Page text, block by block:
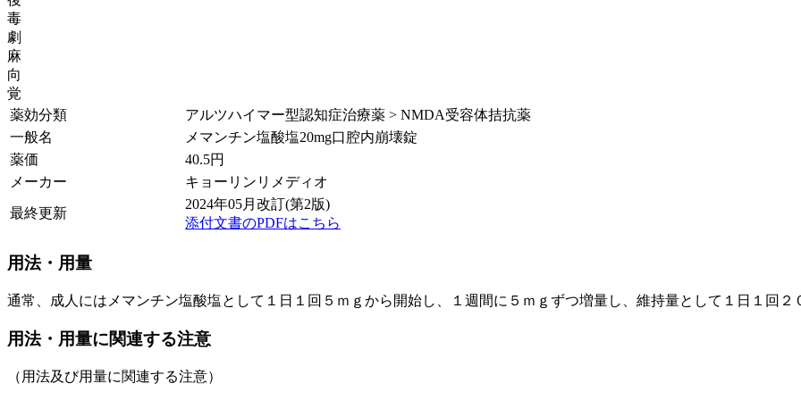
毒
劇
麻
向
覚
薬効分類
アルツハイマー型認知症治療薬 > NMDA受容体拮抗薬
一般名
メマンチン塩酸塩20mg口腔内崩壊錠
薬価
40.5円
メーカー
キョーリンリメディオ
最終更新
2024年05月改訂(第2版)
添付文書のPDFはこちら
用法・用量
通常、成人にはメマンチン塩酸塩として１日１回５ｍｇから開始し、１週間に５ｍｇずつ増量し、維持量として１日１回２
用法・用量に関連する注意
（用法及び用量に関連する注意）